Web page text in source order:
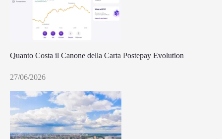
Quanto Costa il Canone della Carta Postepay Evolution
27/06/2026